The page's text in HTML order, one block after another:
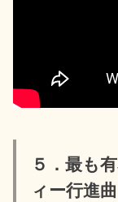
５．最も
ィー行進曲